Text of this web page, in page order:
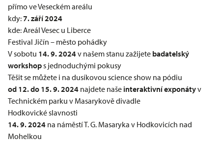
přímo ve Veseckém areálu
kdy:7. září 2024
kde: Areál Vesec u Liberce
Festival Jičín – město pohádky
V sobotu 14. 9. 2024v našem stanu zažijete badatelský
workshops jednoduchými pokusy
Těšit se můžete i na dusíkovou science show na pódiu
od 12. do 15. 9. 2024 najdete naše interaktivní exponátyv
Technickém parku v Masarykově divadle
Hodkovické slavnosti
14. 9. 2024 na náměstí T. G. Masaryka v Hodkovicích nad
Mohelkou